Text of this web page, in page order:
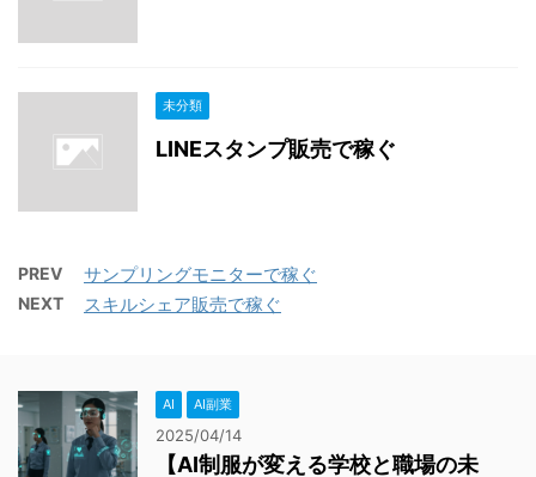
未分類
LINEスタンプ販売で稼ぐ
PREV サンプリングモニターで稼ぐ
NEXT スキルシェア販売で稼ぐ
AI AI副業
2025/04/14
【AI制服が変える学校と職場の未